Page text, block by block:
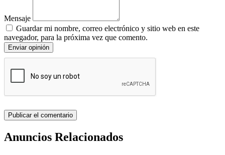
Mensaje
Guardar mi nombre, correo electrónico y sitio web en este
navegador, para la próxima vez que comento.
Enviar opinión
Anuncios Relacionados